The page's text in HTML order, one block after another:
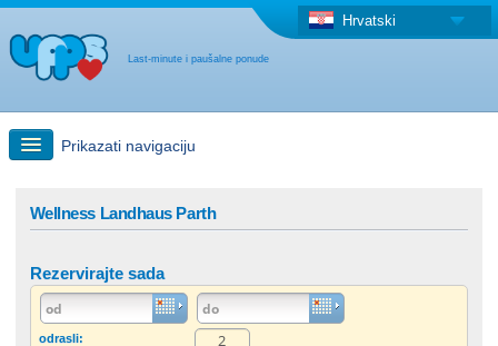
Last-minute i paušalne ponude
Hrvatski
Prikazati navigaciju
"Last Minute"ponuda + Paušalna ponuda
Wellness Landhaus Parth
Rezervirajte sada
odrasli: